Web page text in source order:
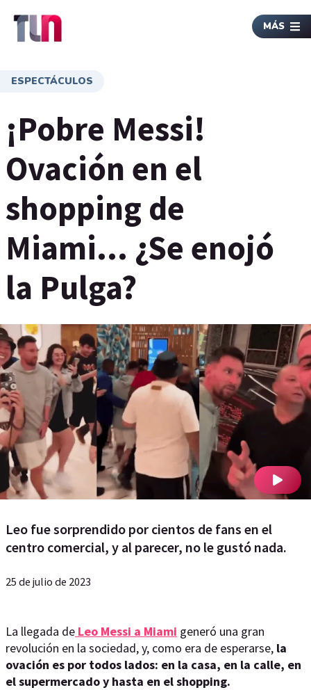
MÁS
ESPECTÁCULOS
¡Pobre Messi!
Ovación en el
shopping de
Miami... ¿Se enojó
la Pulga?
Leo fue sorprendido por cientos de fans en el
centro comercial, y al parecer, no le gustó nada.
25 de julio de 2023
La llegada de Leo Messi a Miami generó una gran
revolución en la sociedad, y, como era de esperarse, la
ovación es por todos lados: en la casa, en la calle, en
el supermercado y hasta en el shopping.